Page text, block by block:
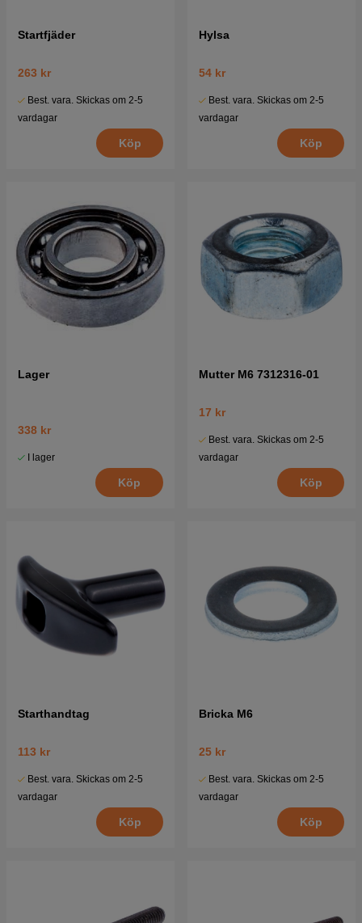
Startfjäder
263 kr
Best. vara. Skickas om 2-5
vardagar
Köp
Hylsa
54 kr
Best. vara. Skickas om 2-5
vardagar
Köp
Lager
338 kr
I lager
Köp
Mutter M6 7312316-01
17 kr
Best. vara. Skickas om 2-5
vardagar
Köp
Starthandtag
113 kr
Best. vara. Skickas om 2-5
vardagar
Köp
Bricka M6
25 kr
Best. vara. Skickas om 2-5
vardagar
Köp